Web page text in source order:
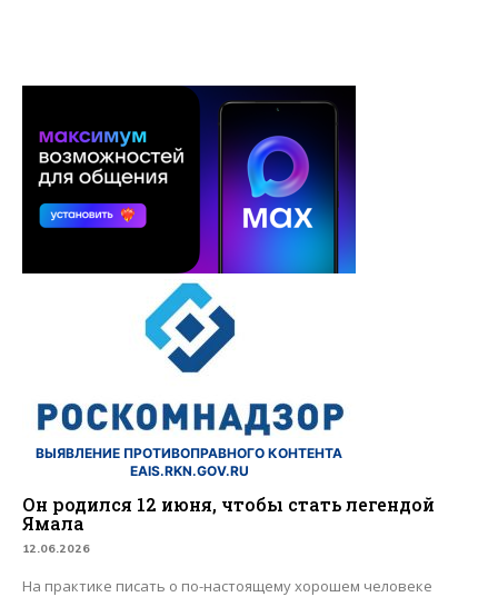
ВЫЯВЛЕНИЕ ПРОТИВОПРАВНОГО КОНТЕНТА
EAIS.RKN.GOV.RU
Он родился 12 июня, чтобы стать легендой
Ямала
12.06.2026
На практике писать о по-настоящему хорошем человеке